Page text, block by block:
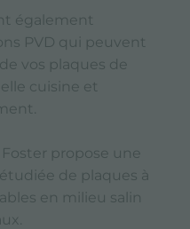
également
PVD qui peuvent
vos plaques de
cuisine et
propose une
de plaques à
en milieu salin